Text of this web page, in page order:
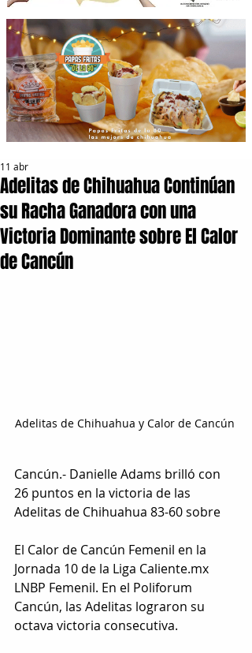
Adelitas de Chihuahua Continúan
su Racha Ganadora con una
Victoria Dominante sobre El Calor
de Cancún
11 abr
Adelitas de Chihuahua y Calor de Cancún
Cancún.- Danielle Adams brilló con
26 puntos en la victoria de las
Adelitas de Chihuahua 83-60 sobre
El Calor de Cancún Femenil en la
Jornada 10 de la Liga Caliente.mx
LNBP Femenil. En el Poliforum
Cancún, las Adelitas lograron su
octava victoria consecutiva.